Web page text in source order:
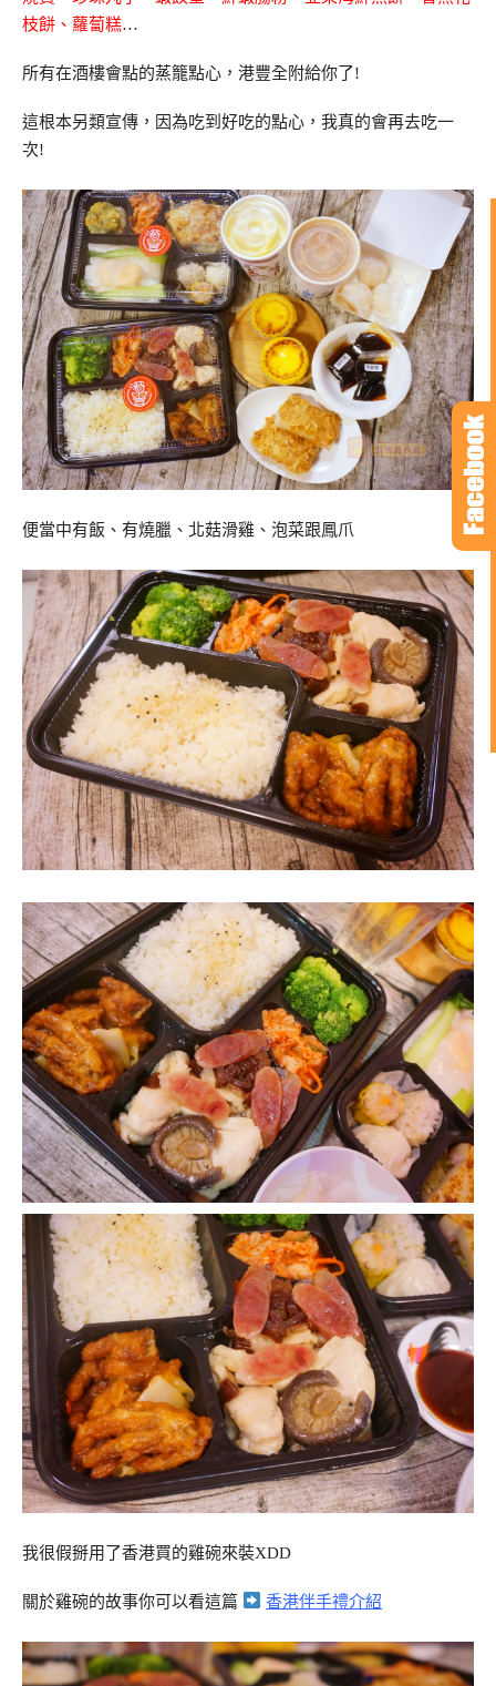
枝餅、蘿蔔糕…
所有在酒樓會點的蒸籠點心，港豐全附給你了!
這根本另類宣傳，因為吃到好吃的點心，我真的會再去吃一
次!
便當中有飯、有燒臘、北菇滑雞、泡菜跟鳳爪
我很假掰用了香港買的雞碗來裝XDD
關於雞碗的故事你可以看這篇 香港伴手禮介紹